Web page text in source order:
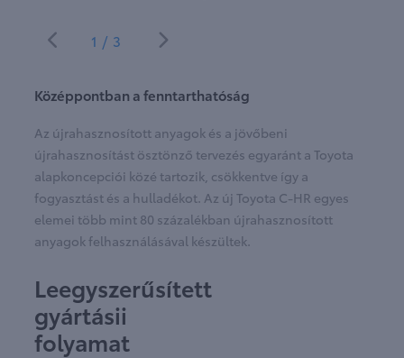
1/3
Középpontban a fenntarthatóság
Az újrahasznosított anyagok és a jövőbeni
újrahasznosítást ösztönző tervezés egyaránt a Toyota
alapkoncepciói közé tartozik, csökkentve így a
fogyasztást és a hulladékot. Az új Toyota C-HR egyes
elemei több mint 80 százalékban újrahasznosított
anyagok felhasználásával készültek.
Leegyszerűsített
gyártásii
folyamat